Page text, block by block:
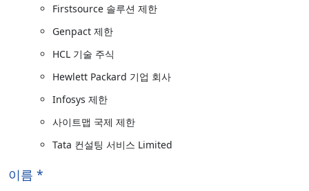
Firstsource 솔루션 제한
Genpact 제한
HCL 기술 주식
Hewlett Packard 기업 회사
Infosys 제한
사이트맵 국제 제한
Tata 컨설팅 서비스 Limited
이름 *